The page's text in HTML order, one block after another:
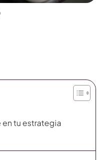
en tu estrategia